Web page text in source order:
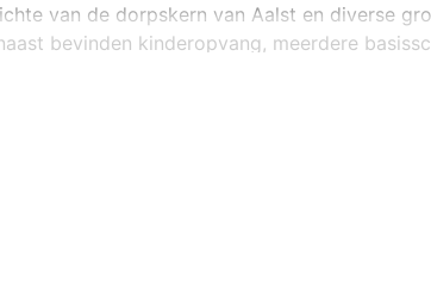
van de dorpskern van Aalst en diverse
bevinden kinderopvang, meerdere